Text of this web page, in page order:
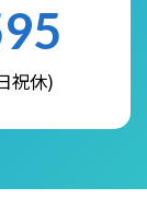
祝休)